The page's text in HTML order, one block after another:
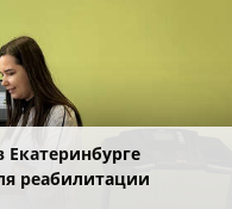
Екатеринбурге
реабилитации